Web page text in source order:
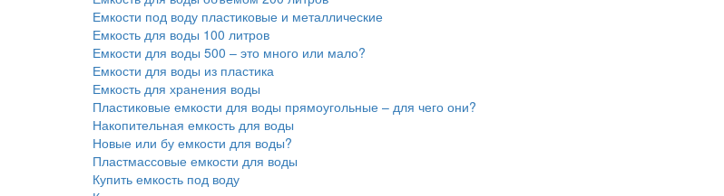
Емкости под воду пластиковые и металлические
Емкость для воды 100 литров
Емкости для воды 500 – это много или мало?
Емкости для воды из пластика
Емкость для хранения воды
Пластиковые емкости для воды прямоугольные – для чего они?
Накопительная емкость для воды
Новые или бу емкости для воды?
Пластмассовые емкости для воды
Купить емкость под воду